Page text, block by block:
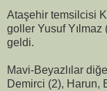
Ataşehir temsilcisi
goller Yusuf
geldi.
Mavi-Beyazlılar
Demirci (2), Harun,